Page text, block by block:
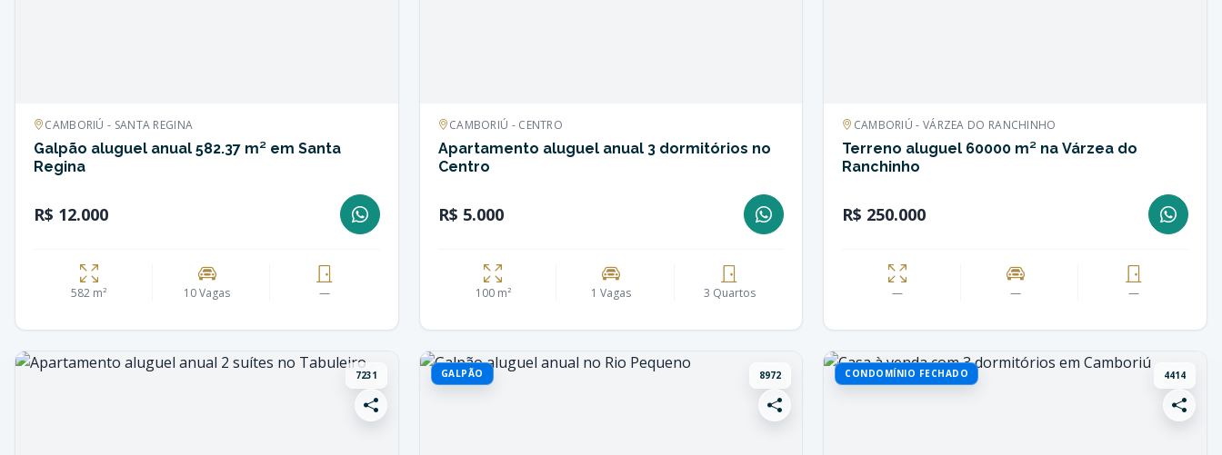
CAMBORIÚ - SANTA REGINA
Galpão aluguel anual 582.37 m² em Santa
Regina
R$ 12.000
582 m² 10 Vagas —
CAMBORIÚ - CENTRO
Apartamento aluguel anual 3 dormitórios no
Centro
R$ 5.000
100 m² 1 Vagas 3 Quartos
CAMBORIÚ - VÁRZEA DO RANCHINHO
Terreno aluguel 60000 m² na Várzea do
Ranchinho
R$ 250.000
— — —
7231 GALPÃO 8972 CONDOMÍNIO FECHADO 4414